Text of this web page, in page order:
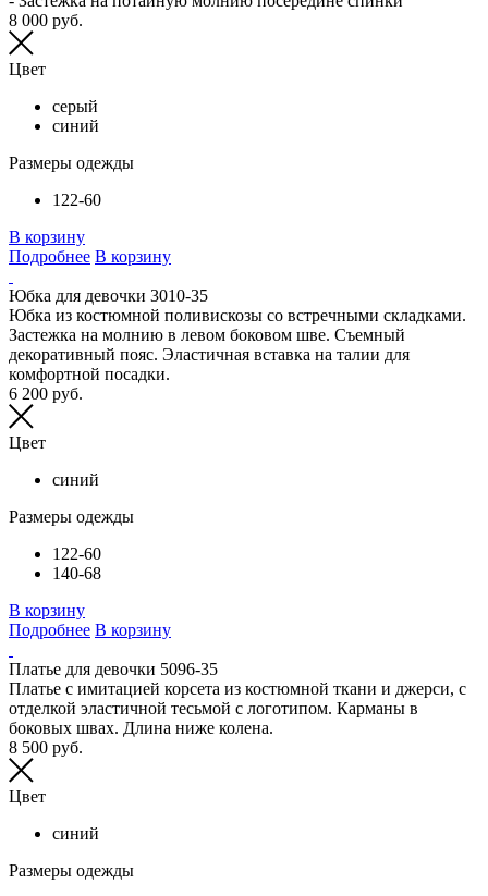
8 000 руб.
Цвет
серый
синий
Размеры одежды
122-60
В корзину
Подробнее В корзину
Юбка для девочки 3010-35
Юбка из костюмной поливискозы со встречными складками.
Застежка на молнию в левом боковом шве. Съемный
декоративный пояс. Эластичная вставка на талии для
комфортной посадки.
6 200 руб.
Цвет
синий
Размеры одежды
122-60
140-68
В корзину
Подробнее В корзину
Платье для девочки 5096-35
Платье с имитацией корсета из костюмной ткани и джерси, с
отделкой эластичной тесьмой с логотипом. Карманы в
боковых швах. Длина ниже колена.
8 500 руб.
Цвет
синий
Размеры одежды